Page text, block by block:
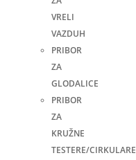
VRELI
VAZDUH
PRIBOR
ZA
GLODALICE
PRIBOR
ZA
KRUŽNE
TESTERE/CIRKULARE